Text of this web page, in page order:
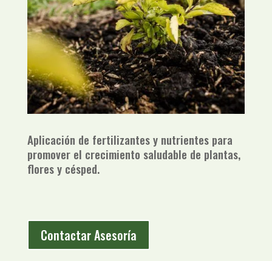
Aplicación de fertilizantes y nutrientes para
promover el crecimiento saludable de plantas,
flores y césped.
Contactar Asesoría